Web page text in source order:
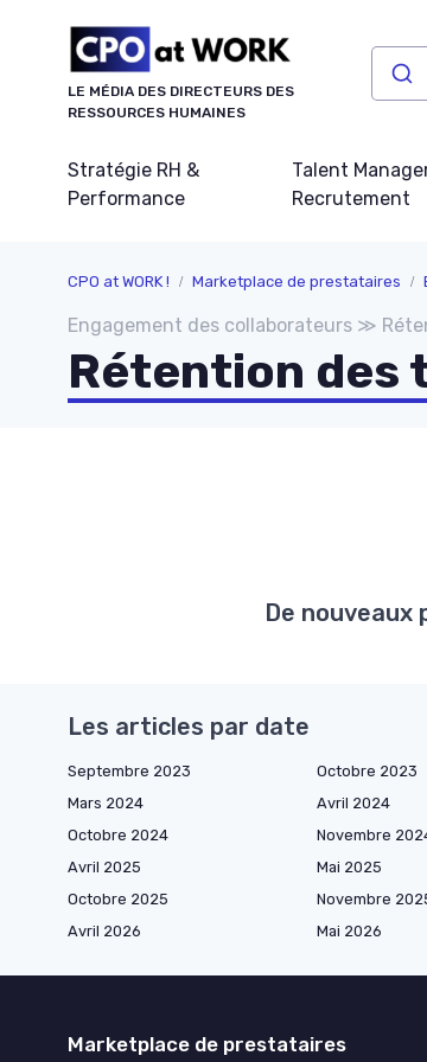
LE MÉDIA DES DIRECTEURS DES
RESSOURCES HUMAINES
Stratégie RH &
Performance
Talent
Recrutement
CPO at WORK ! Marketplace de prestataires
Engagement des collaborateurs ≫
Rétention des
De
Les articles par date
Septembre 2023 Octobre 2023
Mars 2024
Avril 2024
Octobre 2024
Novembre
Avril 2025
Mai 2025
Octobre 2025
Novembre
Avril 2026
Mai 2026
Marketplace de prestataires